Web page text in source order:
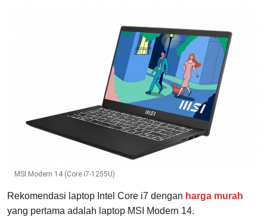
MSI Modern 14 (Core i7-1255U)
Rekomendasi laptop Intel Core i7 dengan harga murah
yang pertama adalah laptop MSI Modern 14.